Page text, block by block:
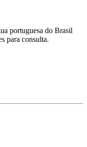
portuguesa do Brasil
para consulta.